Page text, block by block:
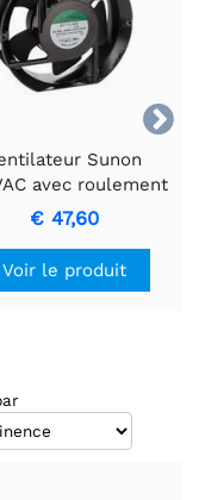

Sunon
avec roulement
- 171 x 151 x 51
mm
€ 47,60
Voir le produit